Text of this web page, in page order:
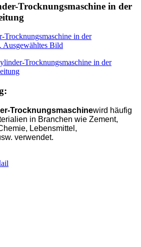
Trocknungsmaschine in der
Trocknungsmaschinewird häufig
in Branchen wie Zement,
Lebensmittel,
verwendet.